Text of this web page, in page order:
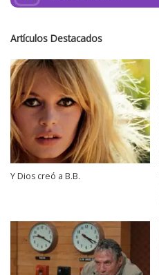
Artículos Destacados
Y Dios creó a B.B.